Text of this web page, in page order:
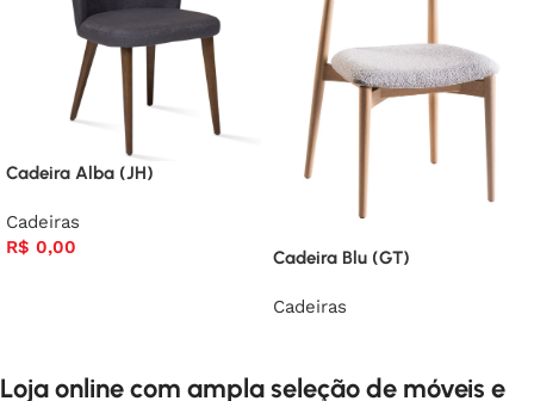
Cadeira Alba (JH)
Cadeiras
R$ 0,00 Cadeira Blu (GT)
Cadeiras
Loja online com ampla seleção de móveis e